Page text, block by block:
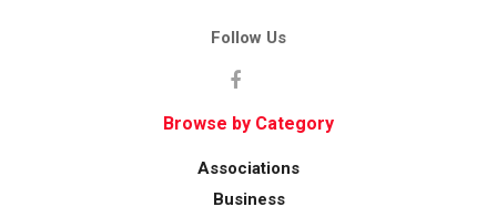
Follow Us
Browse by Category
Associations
Business